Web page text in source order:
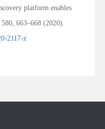
platform enables
663–668 (2020).
2117-z